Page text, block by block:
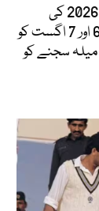
قائدِ اعظم آزادی کپ 2026 کی
شاندار ٹرافی رونمائی، 6 اور 7 اگست کو
سجنے کو